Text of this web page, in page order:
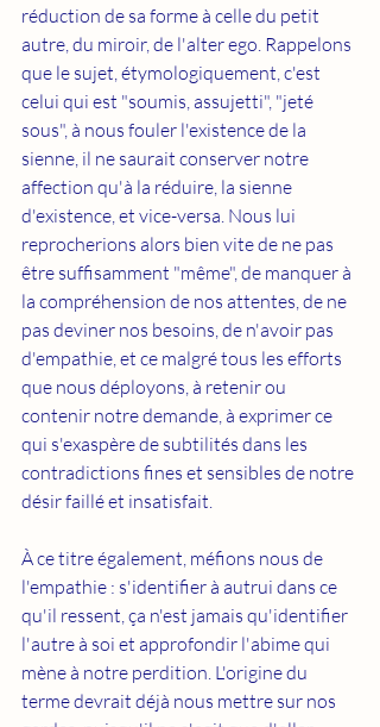
réduction de sa forme à celle du petit
autre, du miroir, de l'alter ego. Rappelons
que le sujet, étymologiquement, c'est
celui qui est "soumis, assujetti", "jeté
sous", à nous fouler l'existence de la
sienne, il ne saurait conserver notre
affection qu'à la réduire, la sienne
d'existence, et vice-versa. Nous lui
reprocherions alors bien vite de ne pas
être suffisamment "même", de manquer à
la compréhension de nos attentes, de ne
pas deviner nos besoins, de n'avoir pas
d'empathie, et ce malgré tous les efforts
que nous déployons, à retenir ou
contenir notre demande, à exprimer ce
qui s'exaspère de subtilités dans les
contradictions fines et sensibles de notre
désir faillé et insatisfait.
À ce titre également, méfions nous de
l'empathie : s'identifier à autrui dans ce
qu'il ressent, ça n'est jamais qu'identifier
l'autre à soi et approfondir l'abime qui
mène à notre perdition. L'origine du
terme devrait déjà nous mettre sur nos